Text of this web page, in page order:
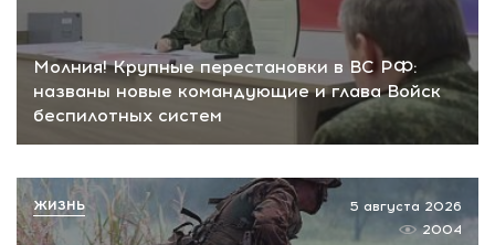
Молния! Крупные перестановки в ВС РФ:
названы новые командующие и глава Войск
беспилотных систем
5 августа 2026
2004
ЖИЗНЬ